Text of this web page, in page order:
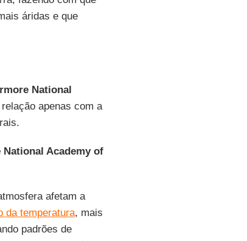
áridas e que
National
apenas com a
Academy of
afetam a
da temperatura, mais
padrões de